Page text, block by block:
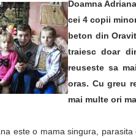
Doamna
cei 4 copii
beton din
traiesc doar
reuseste sa
oras. Cu greu
mai multe ori
este o mama singura,